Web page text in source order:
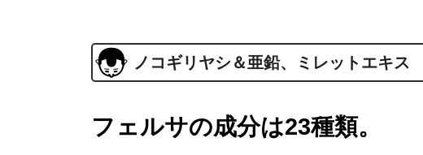
ノコギリヤシ＆亜鉛、ミレットエキス
フェルサの成分は23種類。